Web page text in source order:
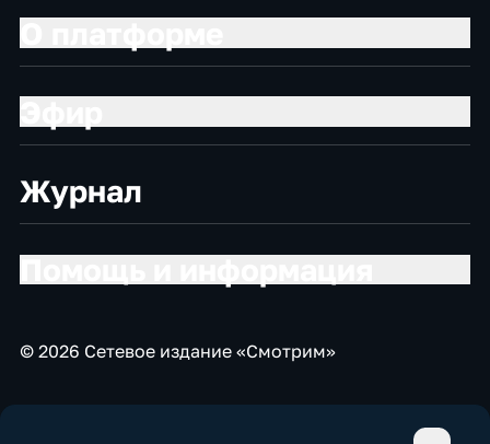
Журнал
© 2026 Сетевое издание «Смотрим»